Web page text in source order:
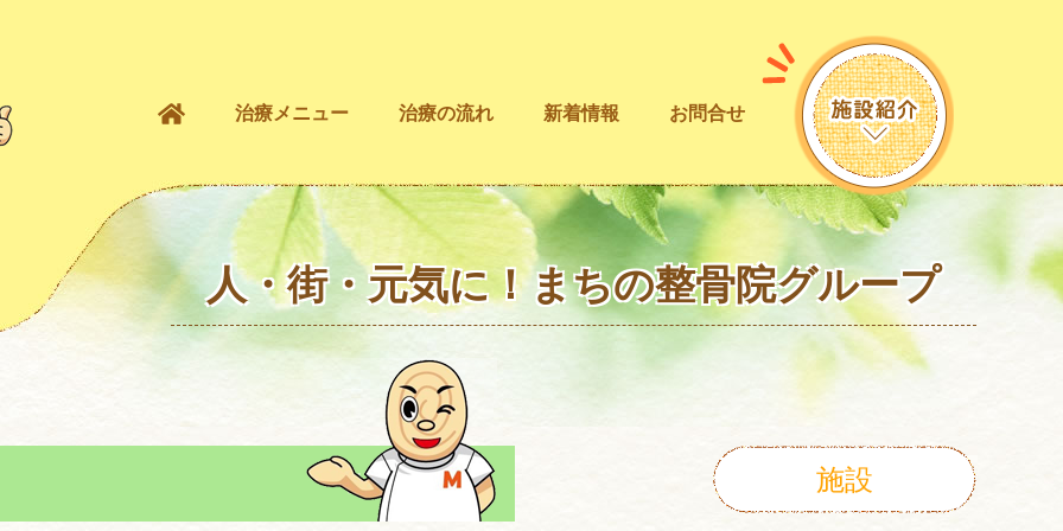
治療メニュー 治療の流れ 新着情報 お問合せ
人・街・元気に！まちの整骨院グループ
施設